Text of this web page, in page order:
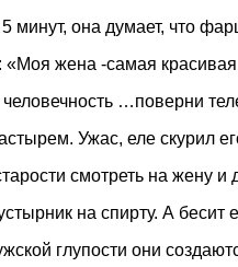
минут, она думает, что
жена -самая
…поверни
Ужас, еле скурил
смотреть на жену
на спирту. А бесит
глупости они